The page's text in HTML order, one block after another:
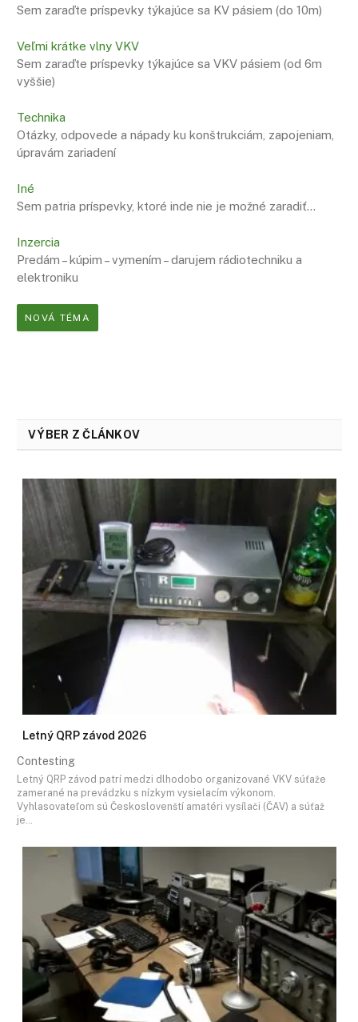
Sem zaraďte príspevky týkajúce sa KV pásiem (do 10m)
Veľmi krátke vlny VKV
Sem zaraďte príspevky týkajúce sa VKV pásiem (od 6m
vyššie)
Technika
Otázky, odpovede a nápady ku konštrukciám, zapojeniam,
úpravám zariadení
Iné
Sem patria príspevky, ktoré inde nie je možné zaradiť…
Inzercia
Predám – kúpim – vymením – darujem rádiotechniku a
elektroniku
NOVÁ TÉMA
VÝBER Z ČLÁNKOV
Letný QRP závod 2026
Contesting
Letný QRP závod patrí medzi dlhodobo organizované VKV súťaže
zamerané na prevádzku s nízkym vysielacím výkonom.
Vyhlasovateľom sú Českoslovenští amatéri vysílači (ČAV) a súťaž
je…